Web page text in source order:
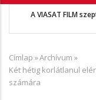
A VIASAT FILM
Morzsa
Címlap »Archívum »
Két hétig korlátlanul
számára